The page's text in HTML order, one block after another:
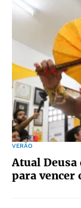
VERÃO
Atual Deusa
para vencer